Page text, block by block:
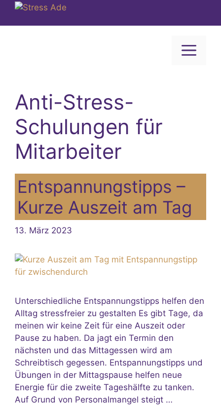
Zum
Anti-Stress-
Schulungen für
Mitarbeiter
Entspannungstipps –
Kurze Auszeit am Tag
13. März 2023
Unterschiedliche Entspannungstipps helfen den
Alltag stressfreier zu gestalten Es gibt Tage, da
meinen wir keine Zeit für eine Auszeit oder
Pause zu haben. Da jagt ein Termin den
nächsten und das Mittagessen wird am
Schreibtisch gegessen. Entspannungstipps und
Übungen in der Mittagspause helfen neue
Energie für die zweite Tageshälfte zu tanken.
Auf Grund von Personalmangel steigt …